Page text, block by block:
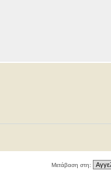
Μετάβαση στη: